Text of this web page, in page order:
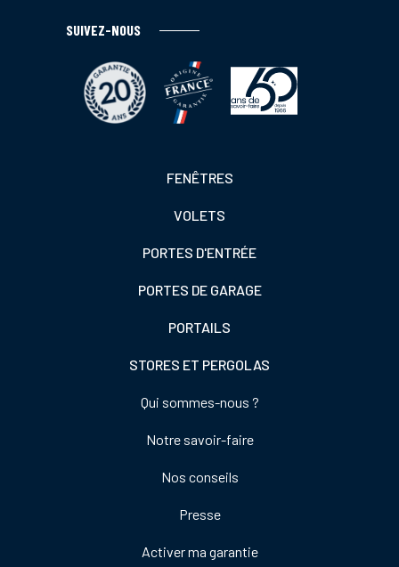
SUIVEZ-NOUS
FENÊTRES
VOLETS
PORTES D'ENTRÉE
PORTES DE GARAGE
PORTAILS
STORES ET PERGOLAS
Qui sommes-nous ?
Notre savoir-faire
Nos conseils
Presse
Activer ma garantie